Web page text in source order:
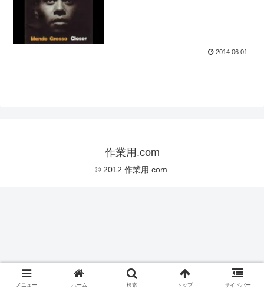
2014.06.01
作業用.com
© 2012 作業用.com.
メニュー ホーム 検索 トップ サイドバー